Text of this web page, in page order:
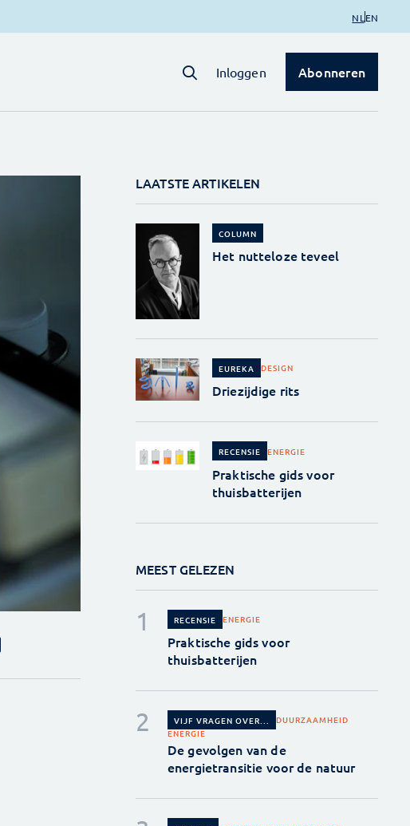
NL EN
Inloggen Abonneren
LAATSTE ARTIKELEN
COLUMN
Het nutteloze teveel
EUREKA DESIGN
Driezijdige rits
RECENSIE ENERGIE
Praktische gids voor
thuisbatterijen
MEEST GELEZEN
RECENSIE ENERGIE
Praktische gids voor
thuisbatterijen
VIJF VRAGEN OVER...
DUURZAAMHEID
ENERGIE
De gevolgen van de
energietransitie voor de natuur